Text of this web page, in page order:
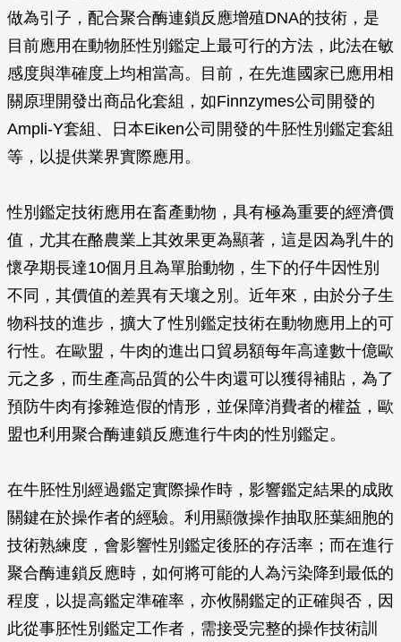
做為引子，配合聚合酶連鎖反應增殖DNA的技術，是
目前應用在動物胚性別鑑定上最可行的方法，此法在敏
感度與準確度上均相當高。目前，在先進國家已應用相
關原理開發出商品化套組，如Finnzymes公司開發的
Ampli-Y套組、日本Eiken公司開發的牛胚性別鑑定套組
等，以提供業界實際應用。
性別鑑定技術應用在畜產動物，具有極為重要的經濟價
值，尤其在酪農業上其效果更為顯著，這是因為乳牛的
懷孕期長達10個月且為單胎動物，生下的仔牛因性別
不同，其價值的差異有天壤之別。近年來，由於分子生
物科技的進步，擴大了性別鑑定技術在動物應用上的可
行性。在歐盟，牛肉的進出口貿易額每年高達數十億歐
元之多，而生產高品質的公牛肉還可以獲得補貼，為了
預防牛肉有摻雜造假的情形，並保障消費者的權益，歐
盟也利用聚合酶連鎖反應進行牛肉的性別鑑定。
在牛胚性別經過鑑定實際操作時，影響鑑定結果的成敗
關鍵在於操作者的經驗。利用顯微操作抽取胚葉細胞的
技術熟練度，會影響性別鑑定後胚的存活率；而在進行
聚合酶連鎖反應時，如何將可能的人為污染降到最低的
程度，以提高鑑定準確率，亦攸關鑑定的正確與否，因
此從事胚性別鑑定工作者，需接受完整的操作技術訓